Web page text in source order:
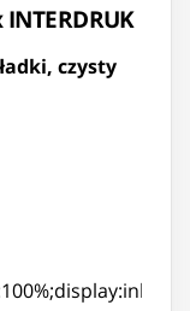
INTERDRUK
czysty